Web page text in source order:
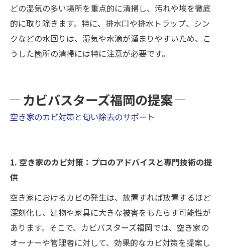
どの湿気の多い場所を重点的に清掃し、汚れや埃を徹底
的に取り除きます。特に、排水口や排水トラップ、シン
クなどの水回りは、湿気や水滴が溜まりやすいため、こ
うした箇所の清掃には特に注意が必要です。
カビバスターズ福岡の提案
空き家のカビ対策と匂い除去のサポート
1. 空き家のカビ対策：プロのアドバイスと専門技術の提
供
空き家におけるカビの発生は、放置すれば放置するほど
深刻化し、建物や家具に大きな被害をもたらす可能性が
あります。そこで、カビバスターズ福岡では、空き家の
オーナーや管理者に対して、効果的なカビ対策を提案し